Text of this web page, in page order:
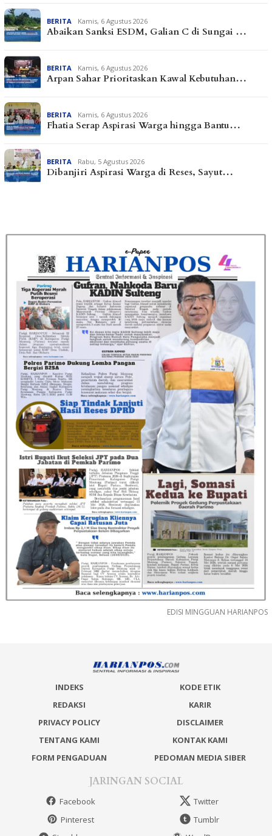
BERITA Kamis, 6 Agustus 2026
Abaikan Sanksi ESDM, Galian C di Sungai …
BERITA Kamis, 6 Agustus 2026
Arpan Sahar Prioritaskan Kawal Kebutuhan…
BERITA Kamis, 6 Agustus 2026
Fhatia Serap Aspirasi Warga hingga Bantu…
BERITA Rabu, 5 Agustus 2026
Dibanjiri Aspirasi Warga di Reses, Sayut…
EDISI MINGGUAN HARIANPOS
INDEKS
KODE ETIK
REDAKSI
KARIR
PRIVACY POLICY
DISCLAIMER
TENTANG KAMI
KONTAK KAMI
FORM PENGADUAN
PEDOMAN MEDIA SIBER
JARINGAN SOCIAL
Facebook
Twitter
Pinterest
Tumblr